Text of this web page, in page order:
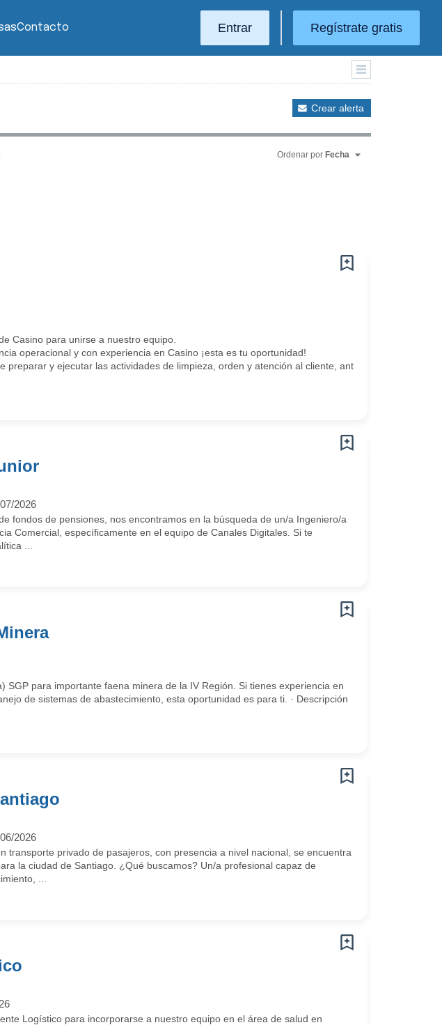
Contacto Entrar Regístrate gratis
Crear alerta
Ordenar por Fecha
Casino para unirse a nuestro equipo.
operacional y con experiencia en Casino ¡esta es tu oportunidad!
preparar y ejecutar las actividades de limpieza, orden y atención al cliente, antes, durante y
2026
fondos de pensiones, nos encontramos en la búsqueda de un/a Ingeniero/a
Comercial, específicamente en el equipo de Canales Digitales. Si te
...
SGP para importante faena minera de la IV Región. Si tienes experiencia en
de sistemas de abastecimiento, esta oportunidad es para ti. · Descripción
2026
transporte privado de pasajeros, con presencia a nivel nacional, se encuentra
la ciudad de Santiago. ¿Qué buscamos? Un/a profesional capaz de
...
Logístico para incorporarse a nuestro equipo en el área de salud en